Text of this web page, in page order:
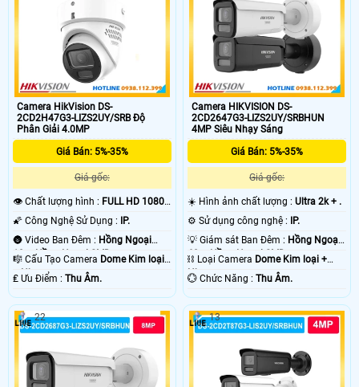
Camera HikVision DS-
2CD2H47G3-LIZS2UY/SRB Độ
Phân Giải 4.0MP
Giá Bán: 5%-35%
Giá gốc:
👁 Chất lượng hình : FULL HD 1080P
🌠 Công Nghệ Sử Dụng :
IP.
🌚 Video Ban Đêm : Hồng Ngoại
10m Hồng Ngoại SMD.
🎼️ Cấu Tạo Camera Dome Kim loại
+ Nhựa.
️₤ Ưu Điểm : Thu Âm.
Camera HIKVISION DS-
2CD2647G3-LIZS2UY/SRBHUN
4MP Siêu Nhạy Sáng
Giá Bán: 5%-35%
Giá gốc:
☀️ Hình ảnh chất lượng :Ultra 2k + .
⚙ Sử dụng công nghệ :
IP.
💡 Giám sát Ban Đêm : Hồng Ngoại
60m Hồng Ngoại SMD.
⛓ Loại Camera Dome Kim loại +
Nhựa.
️💮 Chức Năng :Thu Âm.
22 13